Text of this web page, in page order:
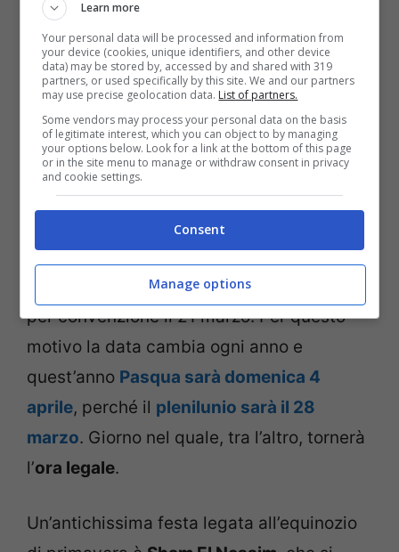
Sole a primavera (Adobe Stock)
Le celebrazioni
L’arrivo della primavera è un rito di
passaggio celebrato con diverse feste ed
eventi in tutte le culture del mondo. Per
dire, la Pasqua cristiana cade sempre nella
domenica successiva dopo la prima Luna
piena di primavera, in questo caso fissata
per convenzione il 21 marzo. Per questo
motivo la data cambia ogni anno e
quest’anno Pasqua sarà domenica 4
aprile, perché il plenilunio sarà il 28
marzo. Giorno nel quale, tra l’altro, tornerà
l’ora legale.
Un’antichissima festa legata all’equinozio
Learn more
Your personal data will be processed and information from
your device (cookies, unique identifiers, and other device
data) may be stored by, accessed by and shared with 319
partners, or used specifically by this site. We and our partners
may use precise geolocation data. List of partners.
Some vendors may process your personal data on the basis
of legitimate interest, which you can object to by managing
your options below. Look for a link at the bottom of this page
or in the site menu to manage or withdraw consent in privacy
and cookie settings.
Consent
Manage options